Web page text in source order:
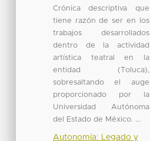
Crónica descriptiva que
tiene razón de ser en los
trabajos desarrollados
dentro de la actividad
artística teatral en la
entidad (Toluca),
sobresaltando el auge
proporcionado por la
Universidad Autónoma
del Estado de México. ...
Autonomía: Legado y